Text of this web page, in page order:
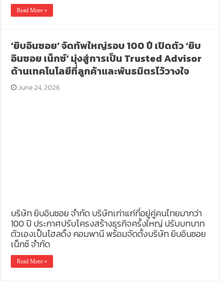
Read More »
‘ยิบอินซอย’ จัดทัพใหญ่รอบ 100 ปี เปิดตัว ‘ยิบ
อินซอย เน็กซ์’ มุ่งสู่การเป็น Trusted Advisor
ด้านเทคโนโลยีที่ลูกค้าและพันธมิตรไว้วางใจ
June 24, 2026
บริษัท ยิบอินซอย จำกัด บริษัทเก่าแก่ที่อยู่คู่คนไทยมากว่า
100 ปี ประกาศปรับโครงสร้างธุรกิจครั้งใหญ่ ปรับบทบาท
ตัวเองเป็นโฮลดิ้ง คอมพานี พร้อมจัดตั้งบริษัท ยิบอินซอย
เน็กซ์ จำกัด
Read More »